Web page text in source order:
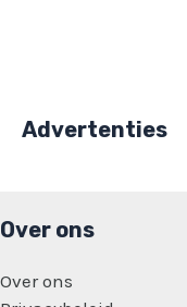
Advertenties
Over ons
Over ons